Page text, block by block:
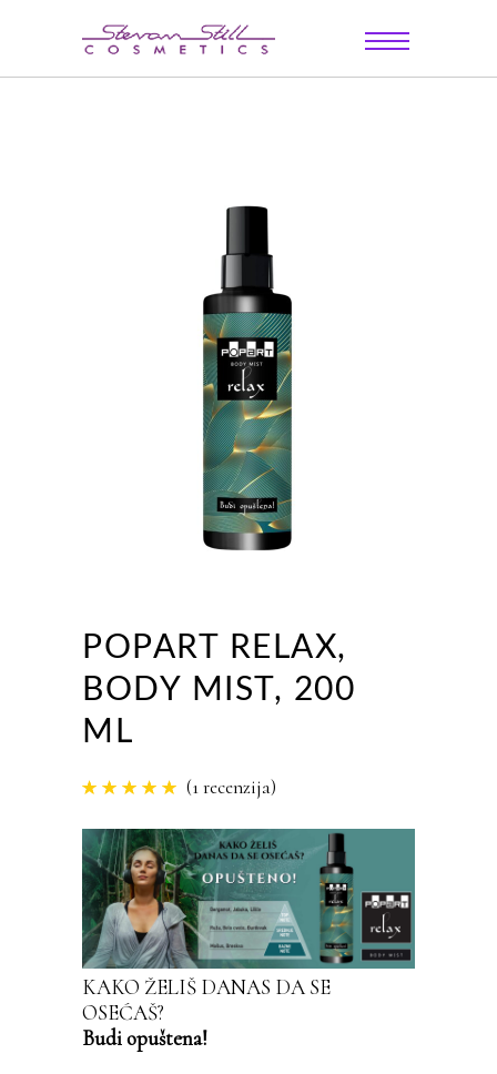
POPART RELAX,
BODY MIST, 200
ML
Rated
based
on
1
customer
rating
(1recenzija)
KAKO ŽELIŠ DANAS DA SE
OSEĆAŠ?
Budi opuštena!